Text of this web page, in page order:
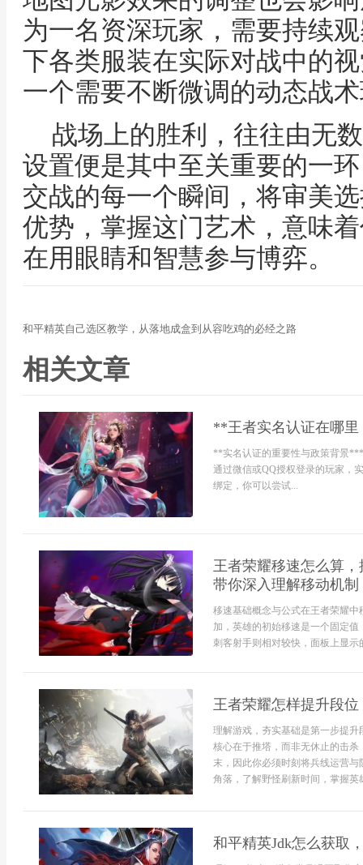
为一名资深玩家，需要持续
下各类服装在实际对战中的
一个需要不断微调的动态战
战场上的胜利，往往由无
设置便是其中至关重要的一
交战的每一个瞬间，将审美
优势，掌握这门艺术，意味
在用眼睛和智慧参与博弈。
和平精英自己选区教学，从落地成盒到从容吃鸡的必经之路
相关文章
**王者实名认证在哪
**实名认证的重要性与政策背景
通过微信或QQ授权登录的玩家，
绑定，你可以尝试...
王者荣耀移速怎么算
带你深入理解移动机制
移速基础概念与公式在王者荣耀
加，英雄的初始移速是一个固定
刺客射手则相对较快，面板上显
王者荣耀怎样提升段
理解游戏，夯实基础是第一步提
核心在于推塔，而非无休止的击
末，因此你必须时刻将兵线运营
角落，了解野怪刷新时间，掌握
和平精英Jdk怎么获取